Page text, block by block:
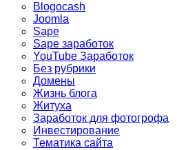
Blogocash
Joomla
Sape
Sape заработок
YouTube Заработок
Без рубрики
Домены
Жизнь блога
Житуха
Заработок для фотогрофа
Инвестирование
Тематика сайта